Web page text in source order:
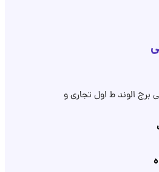
الوند ط اول تجاری و